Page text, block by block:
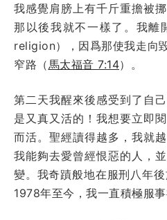
我感覺肩膀上有千斤重擔被
那以後我就不一樣了。我離
religion），因爲那使我走向
窄路（ 馬太福音 7:14）。
第二天我醒來後感受到了自
是又真又活的！我想要立即
而活。聖經讀得越多，我就
我能夠去愛曾經恨惡的人，
變。我奇蹟般地在服刑八年
1978年至今，我一直積極服事